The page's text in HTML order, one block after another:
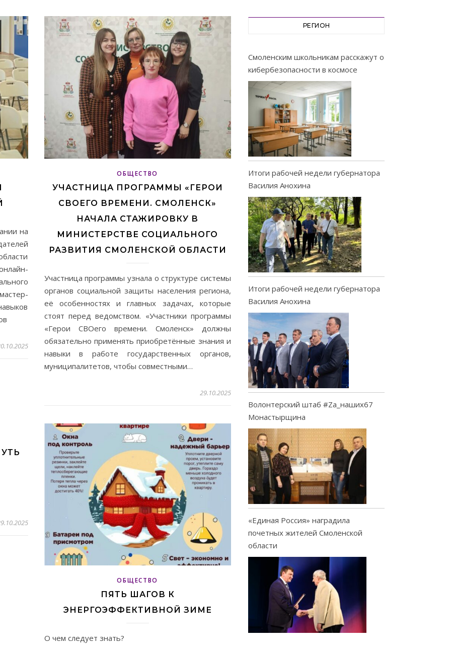
на
ОБЩЕСТВО
УЧАСТНИЦА ПРОГРАММЫ «ГЕРОИ
СВОЕГО ВРЕМЕНИ. СМОЛЕНСК»
НАЧАЛА СТАЖИРОВКУ В
МИНИСТЕРСТВЕ СОЦИАЛЬНОГО
РАЗВИТИЯ СМОЛЕНСКОЙ ОБЛАСТИ
Участница программы узнала о структуре системы
органов социальной защиты населения региона,
её особенностях и главных задачах, которые
стоят перед ведомством. «Участники программы
«Герои СВОего времени. Смоленск» должны
обязательно применять приобретённые знания и
навыки в работе государственных органов,
муниципалитетов, чтобы совместными…
29.10.2025
ОБЩЕСТВО
ПЯТЬ ШАГОВ К
ЭНЕРГОЭФФЕКТИВНОЙ ЗИМЕ
О чем следует знать?
РЕГИОН
Смоленским школьникам расскажут о
кибербезопасности в космосе
Итоги рабочей недели губернатора
Василия Анохина
Итоги рабочей недели губернатора
Василия Анохина
Волонтерский штаб #Za_наших67
Монастырщина
«Единая Россия» наградила
почетных жителей Смоленской
области